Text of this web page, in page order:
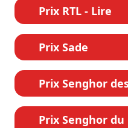
Prix RTL - Lire
Prix Sade
Prix Senghor
Prix Senghor